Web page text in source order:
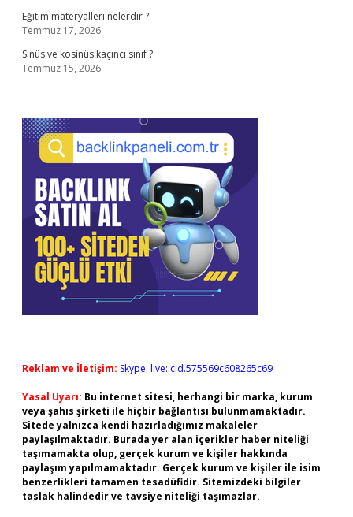
Eğitim materyalleri nelerdir ?
Temmuz 17, 2026
Sinüs ve kosinüs kaçıncı sınıf ?
Temmuz 15, 2026
Reklam ve İletişim: Skype: live:.cid.575569c608265c69
Yasal Uyarı: Bu internet sitesi, herhangi bir marka, kurum
veya şahıs şirketi ile hiçbir bağlantısı bulunmamaktadır.
Sitede yalnızca kendi hazırladığımız makaleler
paylaşılmaktadır. Burada yer alan içerikler haber niteliği
taşımamakta olup, gerçek kurum ve kişiler hakkında
paylaşım yapılmamaktadır. Gerçek kurum ve kişiler ile isim
benzerlikleri tamamen tesadüfidir. Sitemizdeki bilgiler
taslak halindedir ve tavsiye niteliği taşımazlar.